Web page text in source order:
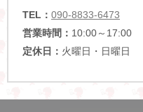
TEL： 090-8833-6473
営業時間： 10:00～17:00
定休日： 火曜日・日曜日